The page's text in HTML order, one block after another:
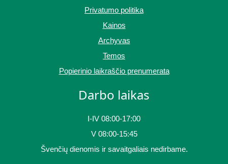
Privatumo politika
Kainos
Archyvas
Temos
Popierinio laikraščio prenumerata
Darbo laikas
I-IV 08:00-17:00
V 08:00-15:45
Švenčių dienomis ir savaitgaliais nedirbame.